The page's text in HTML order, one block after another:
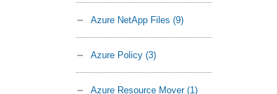
Azure NetApp Files (9)
Azure Policy (3)
Azure Resource Mover (1)